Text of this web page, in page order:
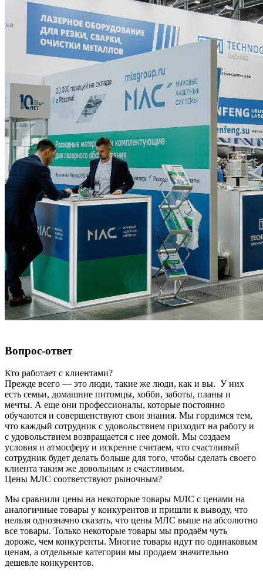
Вопрос-ответ
Кто работает с клиентами?
Прежде всего — это люди, такие же люди, как и вы. У них
есть семьи, домашние питомцы, хобби, заботы, планы и
мечты. А еще они профессионалы, которые постоянно
обучаются и совершенствуют свои знания. Мы гордимся тем,
что каждый сотрудник с удовольствием приходит на работу и
с удовольствием возвращается с нее домой. Мы создаем
условия и атмосферу и искренне считаем, что счастливый
сотрудник будет делать больше для того, чтобы сделать своего
клиента таким же довольным и счастливым.
Цены МЛС соответствуют рыночным?
Мы сравнили цены на некоторые товары МЛС с ценами на
аналогичные товары у конкурентов и пришли к выводу, что
нельзя однозначно сказать, что цены МЛС выше на абсолютно
все товары. Только некоторые товары мы продаём чуть
дороже, чем конкуренты. Многие товары идут по одинаковым
ценам, а отдельные категории мы продаем значительно
дешевле конкурентов.